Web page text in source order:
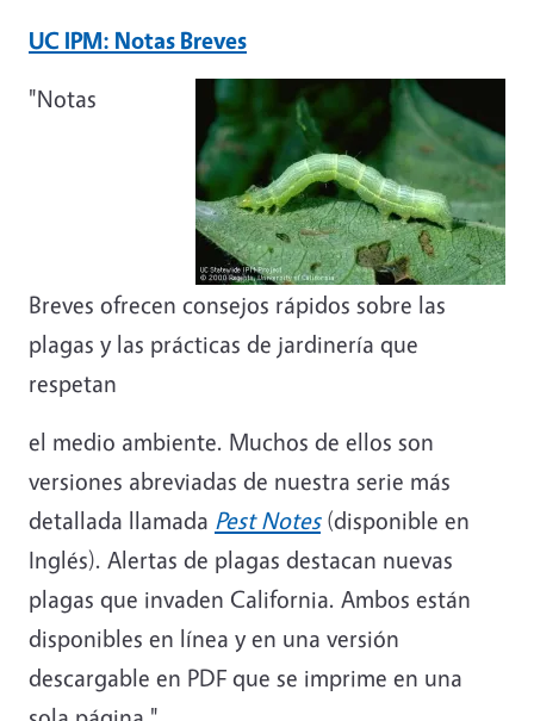
UC IPM: Notas Breves
"Notas
Breves ofrecen consejos rápidos sobre las
plagas y las prácticas de jardinería que
respetan
el medio ambiente. Muchos de ellos son
versiones abreviadas de nuestra serie más
detallada llamada Pest Notes(disponible en
Inglés). Alertas de plagas destacan nuevas
plagas que invaden California. Ambos están
disponibles en línea y en una versión
descargable en PDF que se imprime en una